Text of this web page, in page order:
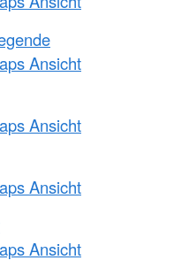
Ansicht
Ansicht
Ansicht
Ansicht